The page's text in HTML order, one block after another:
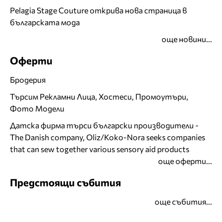
Pelagia Stage Couture открива нова страница в
българската мода
още новини...
Оферти
Бродерия
Търсим Рекламни Лица, Хостеси, Промоутъри,
Фото Модели
Датска фирма търси български производители -
The Danish company, Oliz/Koko-Nora seeks companies
that can sew together various sensory aid products
още оферти...
Предстоящи събития
още събития...